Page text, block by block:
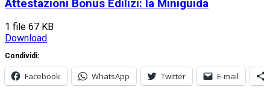
Attestazioni Bonus Edilizi: la Miniguida
1 file 67 KB
Download
Condividi:
Facebook WhatsApp Twitter E-mail